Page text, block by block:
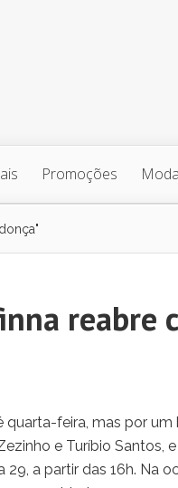
Promoções Moda
reabre
quarta-feira, mas por
e Turíbio Santos,
a partir das 16h. Na